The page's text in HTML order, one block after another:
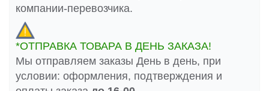
компании-перевозчика.
*ОТПРАВКА ТОВАРА В ДЕНЬ ЗАКАЗА!
Мы отправляем заказы День в день, при
условии: оформления, подтверждения и